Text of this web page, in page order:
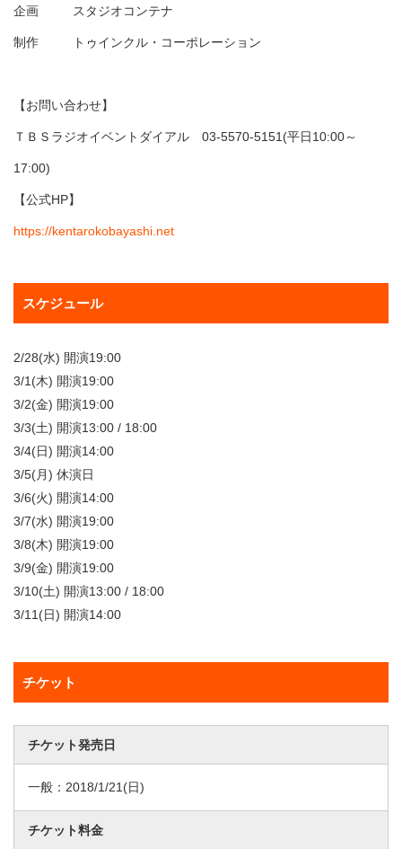
企画 スタジオコンテナ
制作 トゥインクル・コーポレーション
【お問い合わせ】
ＴＢＳラジオイベントダイアル 03-5570-5151(平日10:00～
17:00)
【公式HP】
https://kentarokobayashi.net
スケジュール
2/28(水) 開演19:00
3/1(木) 開演19:00
3/2(金) 開演19:00
3/3(土) 開演13:00 / 18:00
3/4(日) 開演14:00
3/5(月) 休演日
3/6(火) 開演14:00
3/7(水) 開演19:00
3/8(木) 開演19:00
3/9(金) 開演19:00
3/10(土) 開演13:00 / 18:00
3/11(日) 開演14:00
チケット
チケット発売日
一般： 2018/1/21(日)
チケット料金